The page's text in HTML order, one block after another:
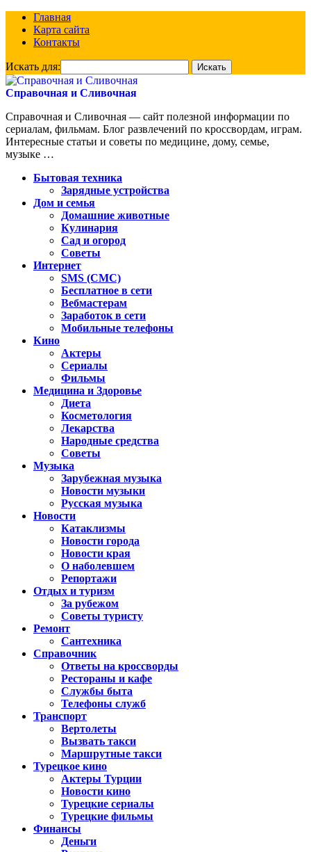
Главная
Карта сайта
Контакты
Искать для:
Справочная и Сливочная
Справочная и Сливочная — сайт полезной информации по
сериалам, фильмам. Блог развлечений по кроссвордам, играм.
Интересные статьи и советы по медицине, дому, семье,
музыке …
Бытовая техника
Зарядные устройства
Дом и семья
Домашние животные
Кулинария
Сад и огород
Советы
Интернет
SMS (СМС)
Бесплатное в сети
Вебмастерам
Заработок в сети
Мобильные телефоны
Кино
Актеры
Сериалы
Фильмы
Медицина и Здоровье
Диета
Косметология
Лекарства
Народные средства
Советы
Музыка
Зарубежная музыка
Новости музыки
Русская музыка
Новости
Катаклизмы
Новости города
Новости края
О наболевшем
Репортажи
Отдых и туризм
За рубежом
Советы туристу
Ремонт
Сантехника
Справочник
Ответы на кроссворды
Рестораны и кафе
Службы быта
Телефоны служб
Транспорт
Вертолеты
Вызвать такси
Маршрутные такси
Турецкое кино
Актеры Турции
Новости кино
Турецкие сериалы
Турецкие фильмы
Финансы
Деньги